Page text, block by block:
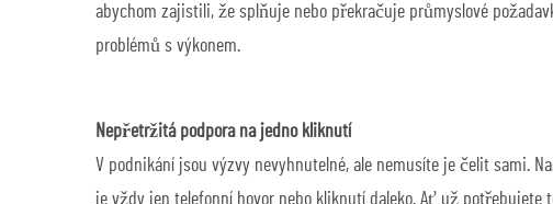
abychom zajistili, že splňuje nebo překračuje průmyslové
problémů s výkonem.
Nepřetržitá podpora na jedno kliknutí
V podnikání jsou výzvy nevyhnutelné, ale nemusíte je čelit sami.
je vždy jen telefonní hovor nebo kliknutí daleko. Ať už